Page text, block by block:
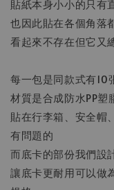
貼紙本身小小的只有
也因此貼在各個角落
看起來不存在但它又
每一包是同款式有10
材質是合成防水PP塑
貼在行李箱、安全帽
有問題的
而底卡的部份我們設
讓底卡更耐用可以做